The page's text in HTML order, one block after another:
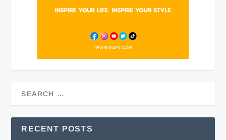
RECENT POSTS